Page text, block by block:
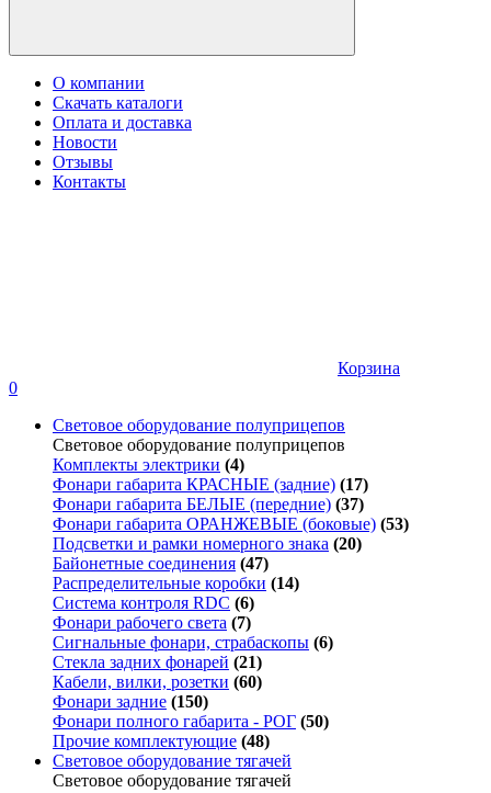
О компании
Скачать каталоги
Оплата и доставка
Новости
Отзывы
Контакты
Корзина
0
Световое оборудование полуприцепов
Световое оборудование полуприцепов
Комплекты электрики (4)
Фонари габарита КРАСНЫЕ (задние) (17)
Фонари габарита БЕЛЫЕ (передние) (37)
Фонари габарита ОРАНЖЕВЫЕ (боковые) (53)
Подсветки и рамки номерного знака (20)
Байонетные соединения (47)
Распределительные коробки (14)
Система контроля RDC (6)
Фонари рабочего света (7)
Сигнальные фонари, страбаскопы (6)
Стекла задних фонарей (21)
Кабели, вилки, розетки (60)
Фонари задние (150)
Фонари полного габарита - РОГ (50)
Прочие комплектующие (48)
Световое оборудование тягачей
Световое оборудование тягачей